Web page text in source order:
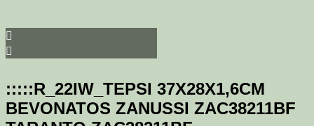
:::::R_22IW_TEPSI 37X28X1,6CM
BEVONATOS ZANUSSI ZAC38211BF